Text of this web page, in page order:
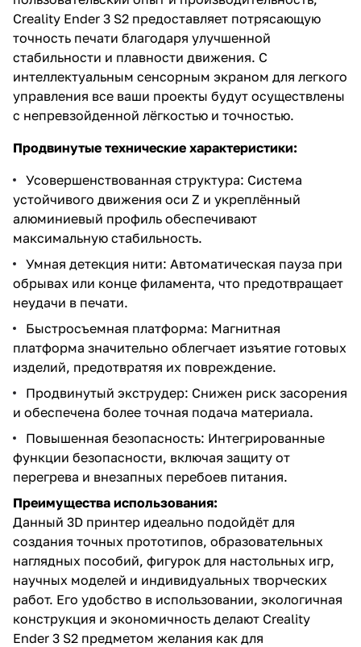
Creality Ender 3 S2 предоставляет потрясающую
точность печати благодаря улучшенной
стабильности и плавности движения. С
интеллектуальным сенсорным экраном для легкого
управления все ваши проекты будут осуществлены
с непревзойденной лёгкостью и точностью.
Продвинутые технические характеристики:
Усовершенствованная структура: Система
устойчивого движения оси Z и укреплённый
алюминиевый профиль обеспечивают
максимальную стабильность.
Умная детекция нити: Автоматическая пауза при
обрывах или конце филамента, что предотвращает
неудачи в печати.
Быстросъемная платформа: Магнитная
платформа значительно облегчает изъятие готовых
изделий, предотвратяя их повреждение.
Продвинутый экструдер: Снижен риск засорения
и обеспечена более точная подача материала.
Повышенная безопасность: Интегрированные
функции безопасности, включая защиту от
перегрева и внезапных перебоев питания.
Преимущества использования:
Данный 3D принтер идеально подойдёт для
создания точных прототипов, образовательных
наглядных пособий, фигурок для настольных игр,
научных моделей и индивидуальных творческих
работ. Его удобство в использовании, экологичная
конструкция и экономичность делают Creality
Ender 3 S2 предметом желания как для